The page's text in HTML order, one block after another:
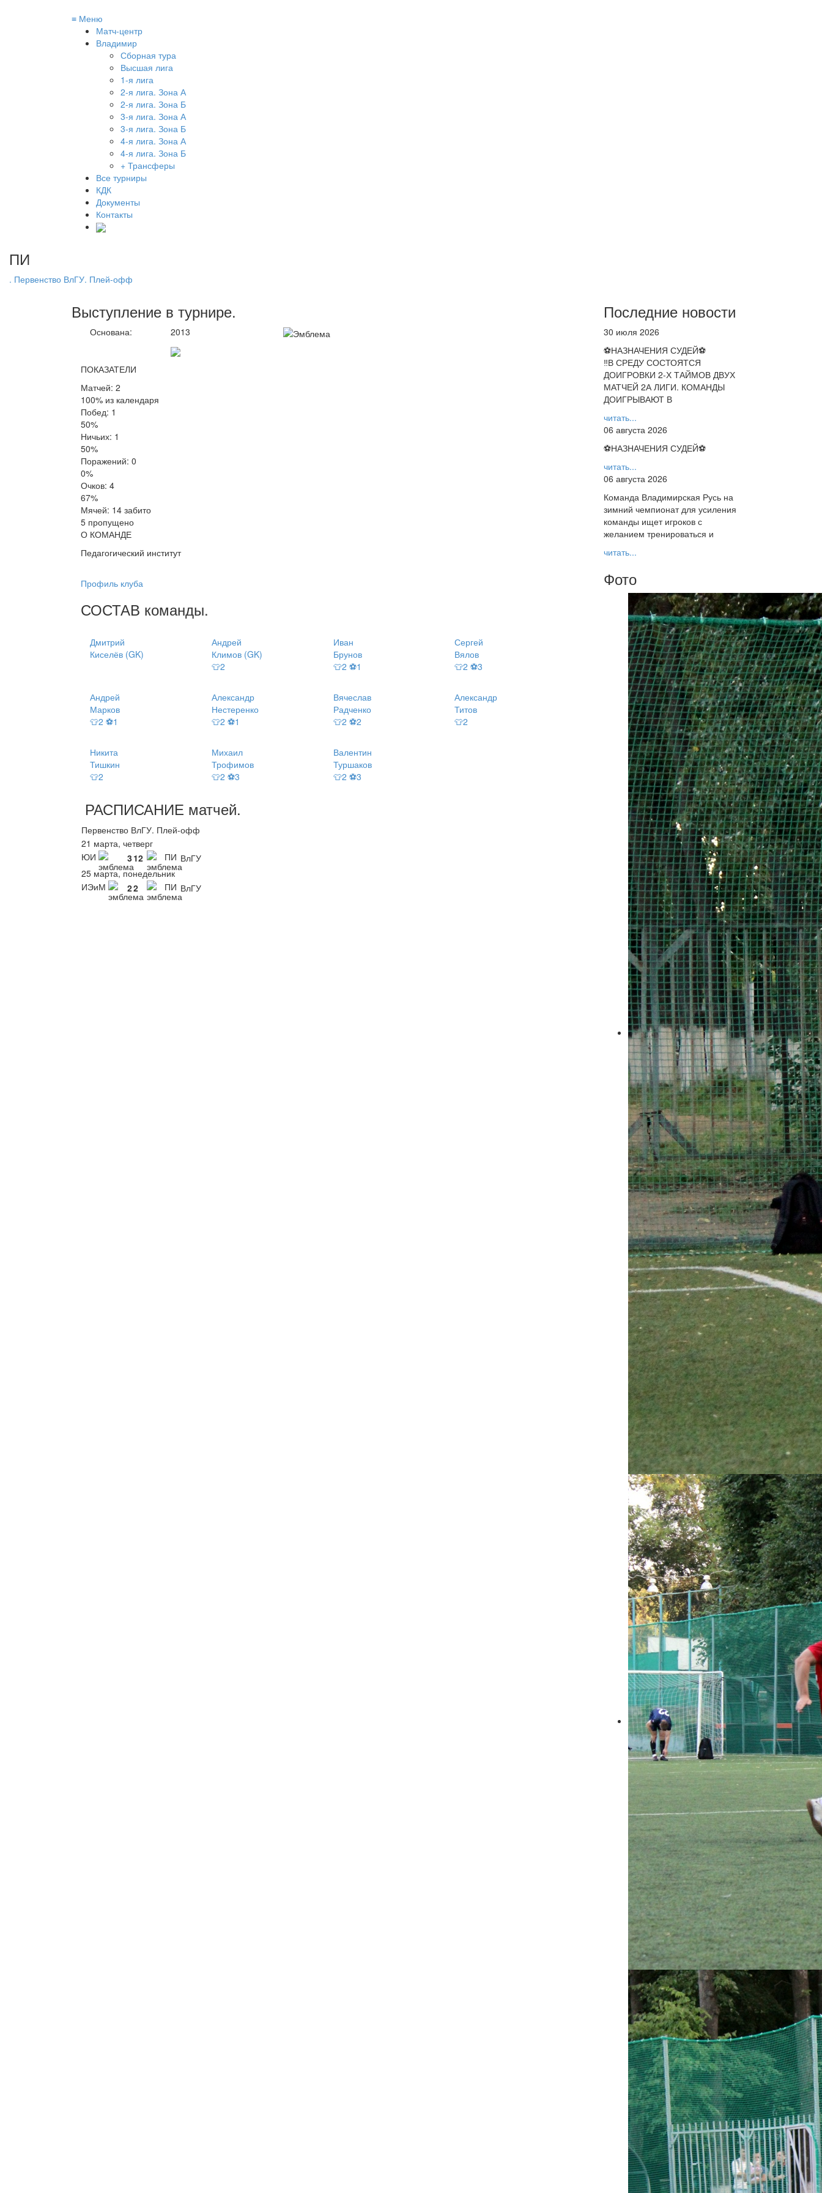
≡ Меню
Матч-центр
Владимир
Сборная тура
Высшая лига
1-я лига
2-я лига. Зона А
2-я лига. Зона Б
3-я лига. Зона А
3-я лига. Зона Б
4-я лига. Зона А
4-я лига. Зона Б
+ Трансферы
Все турниры
КДК
Документы
Контакты
ПИ
. Первенство ВлГУ. Плей-офф
Выступление в турнире.
Основана: 2013
ПОКАЗАТЕЛИ
Матчей: 2
100% из календаря
Побед: 1
50%
Ничьих: 1
50%
Поражений: 0
0%
Очков: 4
67%
Мячей: 14 забито
5 пропущено
О КОМАНДЕ
Педагогический институт
Профиль клуба
СОСТАВ команды.
Дмитрий
Киселёв (GK)
Андрей
Климов (GK)
👕2
Иван
Брунов
👕2 ⚽1
Сергей
Вялов
👕2 ⚽3
Андрей
Марков
👕2 ⚽1
Александр
Нестеренко
👕2 ⚽1
Вячеслав
Радченко
👕2 ⚽2
Александр
Титов
👕2
Никита
Тишкин
👕2
Михаил
Трофимов
👕2 ⚽3
Валентин
Туршаков
👕2 ⚽3
РАСПИСАНИЕ матчей.
Первенство ВлГУ. Плей-офф
21 марта, четверг
ЮИ
312 ПИ ВлГУ
25 марта, понедельник
ИЭиМ
22 ПИ ВлГУ
Последние новости
30 июля 2026
⚽НАЗНАЧЕНИЯ СУДЕЙ⚽
‼В СРЕДУ СОСТОЯТСЯ
ДОИГРОВКИ 2-Х ТАЙМОВ ДВУХ
МАТЧЕЙ 2А ЛИГИ. КОМАНДЫ
ДОИГРЫВАЮТ В
читать...
06 августа 2026
⚽НАЗНАЧЕНИЯ СУДЕЙ⚽
читать...
06 августа 2026
Команда Владимирская Русь на
зимний чемпионат для усиления
команды ищет игроков с
желанием тренироваться и
читать...
Фото